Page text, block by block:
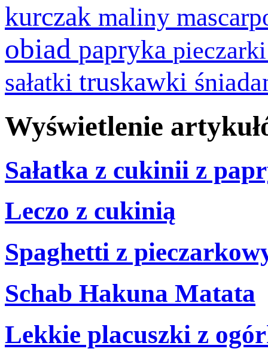
kurczak maliny
obiad papryka
sałatki truskawki
Wyświetlenie
Sałatka z cukinii z
Leczo z cukinią
Spaghetti z
Schab Hakuna Matata
Lekkie placuszki z